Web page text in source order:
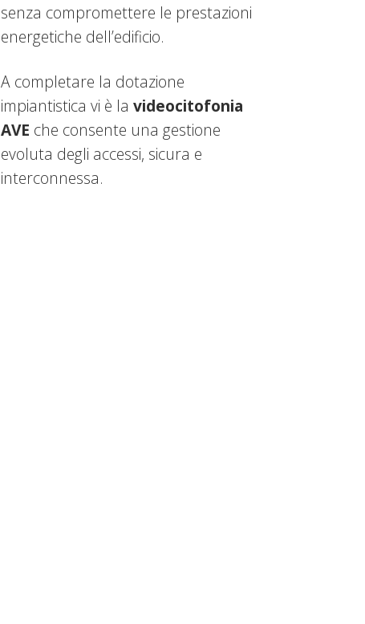
senza compromettere le prestazioni
energetiche dell’edificio.
A completare la dotazione
impiantistica vi è lavideocitofonia
AVE che consente una gestione
evoluta degli accessi, sicura e
interconnessa.